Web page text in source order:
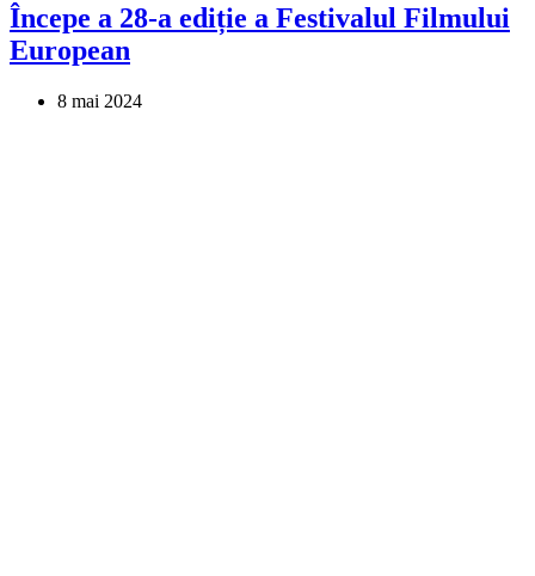
Începe a 28-a ediție a Festivalul Filmului
European
8 mai 2024